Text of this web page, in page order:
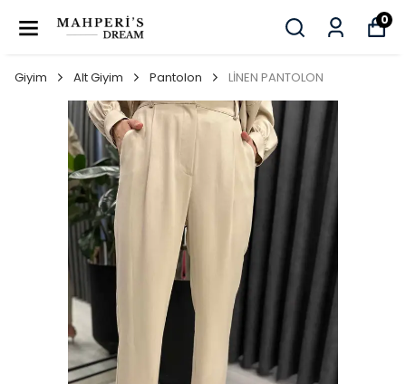
0
Giyim Alt Giyim Pantolon LİNEN PANTOLON